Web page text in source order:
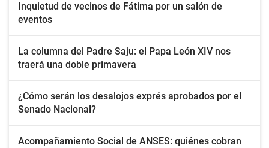
Inquietud de vecinos de Fátima por un salón de
eventos
La columna del Padre Saju: el Papa León XIV nos
traerá una doble primavera
¿Cómo serán los desalojos exprés aprobados por el
Senado Nacional?
Acompañamiento Social de ANSES: quiénes cobran